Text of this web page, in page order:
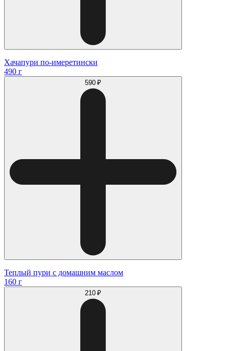
Хачапури по-имеретински
490 г
590 ₽
Теплый пури с домашним маслом
160 г
210 ₽